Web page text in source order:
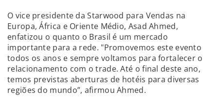
O vice presidente da Starwood para Vendas na
Europa, África e Oriente Médio, Asad Ahmed,
enfatizou o quanto o Brasil é um mercado
importante para a rede. "Promovemos este evento
todos os anos e sempre voltamos para fortalecer o
relacionamento com o trade. Até o final deste ano,
temos previstas aberturas de hotéis para diversas
regiões do mundo”, afirmou Ahmed.